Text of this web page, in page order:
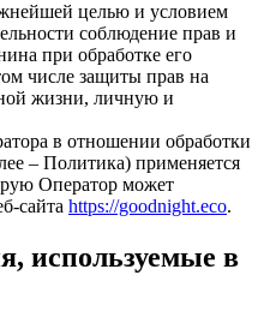
целью и условием
соблюдение прав и
при обработке его
числе защиты прав на
жизни, личную и
в отношении обработки
– Политика) применяется
Оператор может
сайта https://goodnight.eco.
используемые в